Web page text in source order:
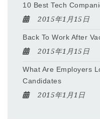
10 Best Tech
2015年1月15日
Back To Work After
2015年1月15日
What Are Employers
Candidates
2015年1月1日